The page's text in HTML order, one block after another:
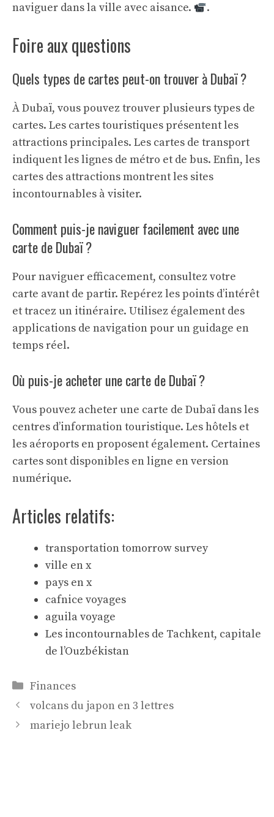
naviguer dans la ville avec aisance.
.
Foire aux questions
Quels types de cartes peut-on trouver à Dubaï ?
À Dubaï, vous pouvez trouver plusieurs types de
cartes. Les cartes touristiques présentent les
attractions principales. Les cartes de transport
indiquent les lignes de métro et de bus. Enfin, les
cartes des attractions montrent les sites
incontournables à visiter.
Comment puis-je naviguer facilement avec une
carte de Dubaï ?
Pour naviguer efficacement, consultez votre
carte avant de partir. Repérez les points d’intérêt
et tracez un itinéraire. Utilisez également des
applications de navigation pour un guidage en
temps réel.
Où puis-je acheter une carte de Dubaï ?
Vous pouvez acheter une carte de Dubaï dans les
centres d’information touristique. Les hôtels et
les aéroports en proposent également. Certaines
cartes sont disponibles en ligne en version
numérique.
Articles relatifs:
transportation tomorrow survey
ville en x
pays en x
cafnice voyages
aguila voyage
Les incontournables de Tachkent, capitale
de l’Ouzbékistan
Catégories
Finances
volcans du japon en 3 lettres
mariejo lebrun leak